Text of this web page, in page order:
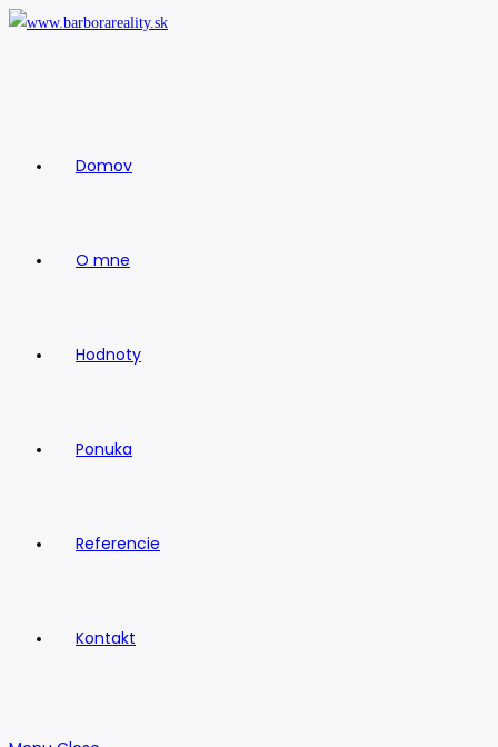
Skip
Domov
O mne
Hodnoty
Ponuka
Referencie
Kontakt